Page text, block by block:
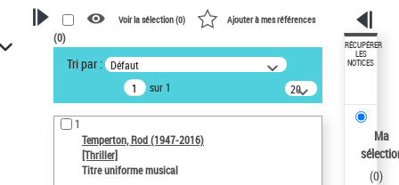
VOTRE RECHERCHE
Recherche avancée dans les
notices d’autorité
Œuvres liées à l'auteur :
Temperton, Rod (1947-2016)
Voir la sélection (0) Ajouter à mes références
(0)
Tri par : Défaut
sur 1
20
résultats/page
1
Temperton, Rod (1947-2016)
[Thriller]
Titre uniforme musical
RÉCUPÉRER
LES
NOTICES
Ma
(0)